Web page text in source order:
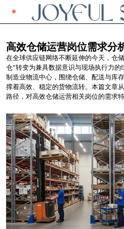
高效仓储运营岗位需求分
在全球供应链网络不断延伸的今天，仓
仓”转变为兼具数据意识与现场执行力
制造业物流中心，围绕仓储、配送与库
撑着高效、稳定的货物流转。本篇文章
路径，对高效仓储运营相关岗位的需求